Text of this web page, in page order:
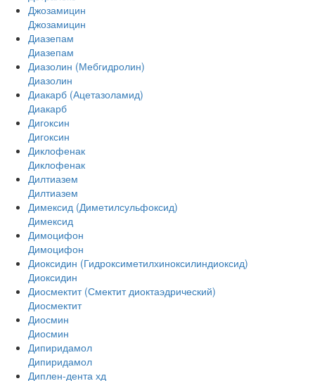
Джозамицин
Джозамицин
Диазепам
Диазепам
Диазолин (Мебгидролин)
Диазолин
Диакарб (Ацетазоламид)
Диакарб
Дигоксин
Дигоксин
Диклофенак
Диклофенак
Дилтиазем
Дилтиазем
Димексид (Диметилсульфоксид)
Димексид
Димоцифон
Димоцифон
Диоксидин (Гидроксиметилхиноксилиндиоксид)
Диоксидин
Диосмектит (Смектит диоктаэдрический)
Диосмектит
Диосмин
Диосмин
Дипиридамол
Дипиридамол
Диплен-дента хд